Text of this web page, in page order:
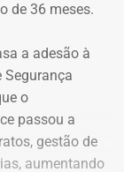
a base
milhões
dentro do
no
de 36 meses.
a adesão à
Segurança
o
passou a
gestão de
aumentando